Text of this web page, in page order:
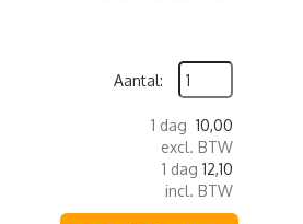
Aantal:
1 dag 10,00
excl. BTW
1 dag 12,10
incl. BTW